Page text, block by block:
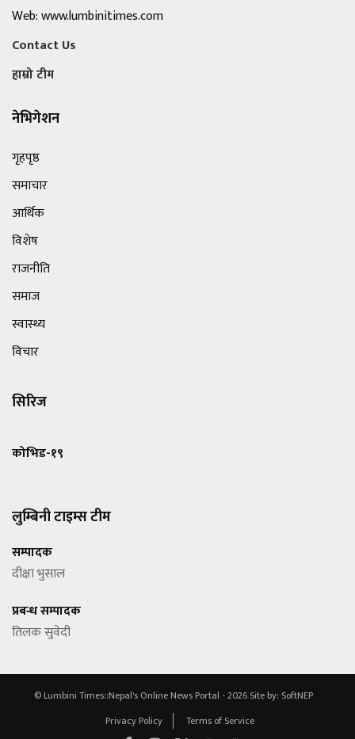
Web: www.lumbinitimes.com
Contact Us
हाम्रो टीम
नेभिगेशन
गृहपृष्ठ
समाचार
आर्थिक
विशेष
राजनीति
समाज
स्वास्थ्य
विचार
सिरिज
कोभिड-१९
लुम्बिनी टाइम्स टीम
सम्पादक
दीक्षा भुसाल
प्रबन्ध सम्पादक
तिलक सुवेदी
© Lumbini Times::Nepal's Online News Portal - 2026 Site by: SoftNEP
Privacy Policy
Terms of Service